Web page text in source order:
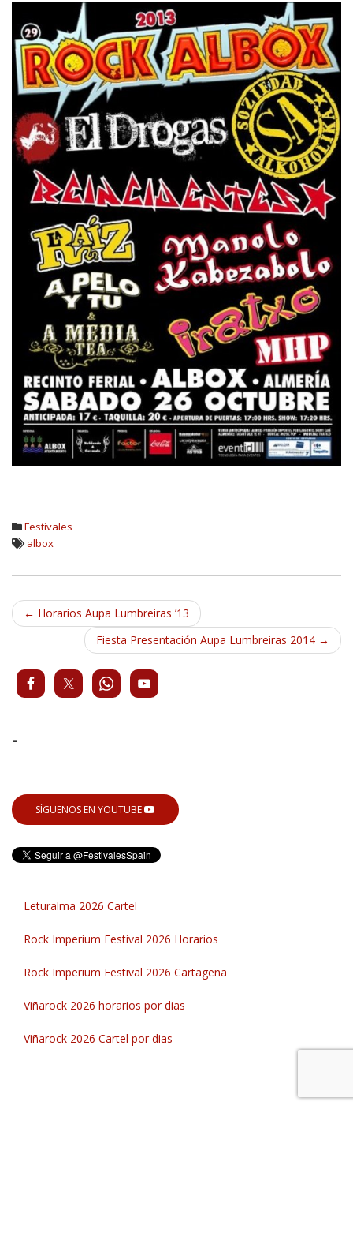
Festivales
albox
Navegación
de
entradas
← Horarios Aupa Lumbreiras ’13
Fiesta Presentación Aupa Lumbreiras 2014 →
-
SÍGUENOS EN YOUTUBE
Leturalma 2026 Cartel
Rock Imperium Festival 2026 Horarios
Rock Imperium Festival 2026 Cartagena
Viñarock 2026 horarios por dias
Viñarock 2026 Cartel por dias